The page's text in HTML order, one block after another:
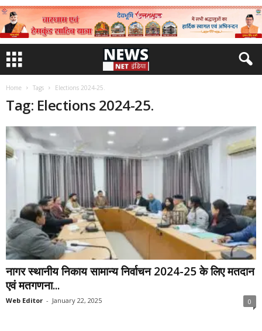
Home Tags Elections 2024-25.
Tag: Elections 2024-25.
नागर स्थानीय निकाय सामान्य निर्वाचन 2024-25 के लिए मतदान
एवं मतगणना...
Web Editor - January 22, 2025 0